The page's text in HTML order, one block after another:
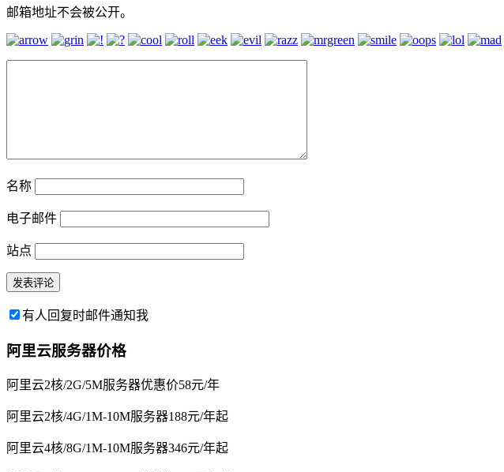
邮箱地址不会被公开。
名称
电子邮件
站点
有人回复时邮件通知我
阿里云服务器价格
阿里云2核/2G/5M服务器优惠价58元/年
阿里云2核/4G/1M-10M服务器188元/年起
阿里云4核/8G/1M-10M服务器346元/年起